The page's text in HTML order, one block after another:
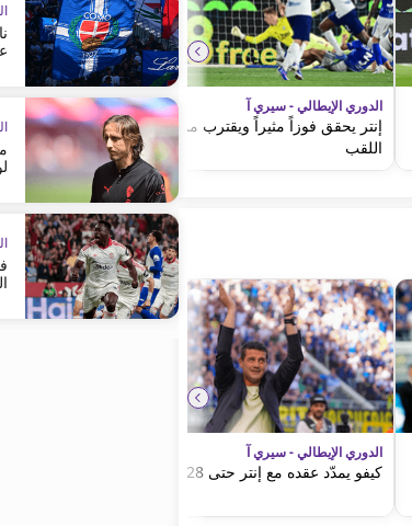
الدوري الإيطالي - سيري آ
إنتر يحقق فوزاً مثيراً ويقترب من حسم
اللقب
الدوري الإيطالي -
إنتر يعلن إصابة
الدوري الإيطالي - سيري آ
كيفو يمدّد عقده مع إنتر حتى 2028
01:04